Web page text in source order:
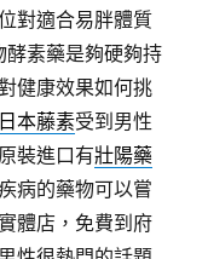
對適合易胖體質
酵素藥是夠硬夠持
健康效果如何挑
日本藤素受到男性
裝進口有壯陽藥
病的藥物可以嘗
體店，免費到府